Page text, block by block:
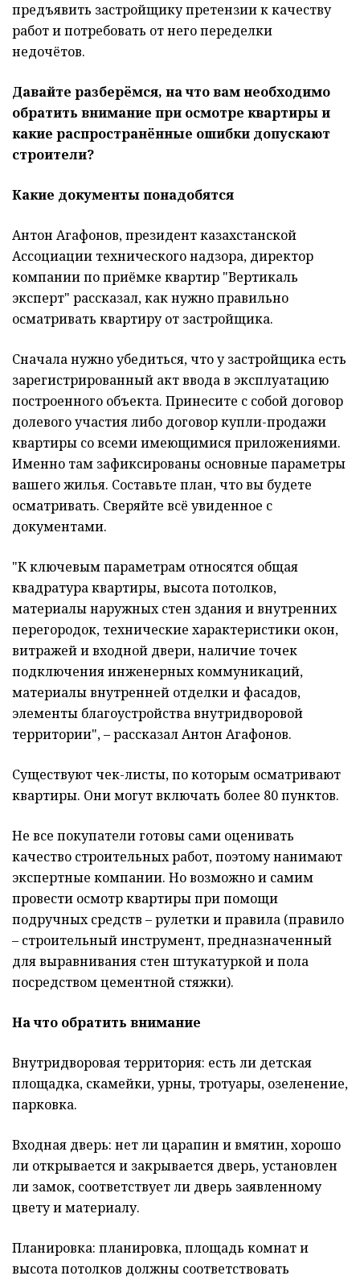
предъявить застройщику претензии к качеству
работ и потребовать от него переделки
недочётов.
Давайте разберёмся, на что вам необходимо
обратить внимание при осмотре квартиры и
какие распространённые ошибки допускают
строители?
Какие документы понадобятся
Антон Агафонов, президент казахстанской
Ассоциации технического надзора, директор
компании по приёмке квартир "Вертикаль
эксперт" рассказал, как нужно правильно
осматривать квартиру от застройщика.
Сначала нужно убедиться, что у застройщика есть
зарегистрированный акт ввода в эксплуатацию
построенного объекта. Принесите с собой договор
долевого участия либо договор купли-продажи
квартиры со всеми имеющимися приложениями.
Именно там зафиксированы основные параметры
вашего жилья. Составьте план, что вы будете
осматривать. Сверяйте всё увиденное с
документами.
"К ключевым параметрам относятся общая
квадратура квартиры, высота потолков,
материалы наружных стен здания и внутренних
перегородок, технические характеристики окон,
витражей и входной двери, наличие точек
подключения инженерных коммуникаций,
материалы внутренней отделки и фасадов,
элементы благоустройства внутридворовой
территории", – рассказал Антон Агафонов.
Существуют чек-листы, по которым осматривают
квартиры. Они могут включать более 80 пунктов.
Не все покупатели готовы сами оценивать
качество строительных работ, поэтому нанимают
экспертные компании. Но возможно и самим
провести осмотр квартиры при помощи
подручных средств – рулетки и правила (правило
– строительный инструмент, предназначенный
для выравнивания стен штукатуркой и пола
посредством цементной стяжки).
На что обратить внимание
Внутридворовая территория: есть ли детская
площадка, скамейки, урны, тротуары, озеленение,
парковка.
Входная дверь: нет ли царапин и вмятин, хорошо
ли открывается и закрывается дверь, установлен
ли замок, соответствует ли дверь заявленному
цвету и материалу.
Планировка: планировка, площадь комнат и
высота потолков должны соответствовать